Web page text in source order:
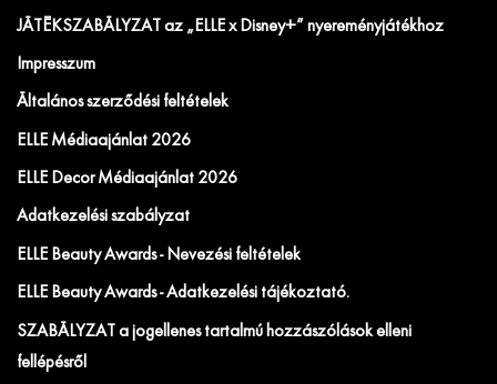
JÁTÉKSZABÁLYZAT az „ELLE x Disney+” nyereményjátékhoz
Impresszum
Általános szerződési feltételek
ELLE Médiaajánlat 2026
ELLE Decor Médiaajánlat 2026
Adatkezelési szabályzat
ELLE Beauty Awards - Nevezési feltételek
ELLE Beauty Awards - Adatkezelési tájékoztató.
SZABÁLYZAT a jogellenes tartalmú hozzászólások elleni
fellépésről